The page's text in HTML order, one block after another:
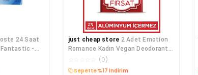
24 Saat
Fantastic -
just cheap store 2 Adet Emotion
Romance Kadın Vegan Deodorant
150 Ml Hızlı Kurur,
(0)
Sepette %17 İndirim